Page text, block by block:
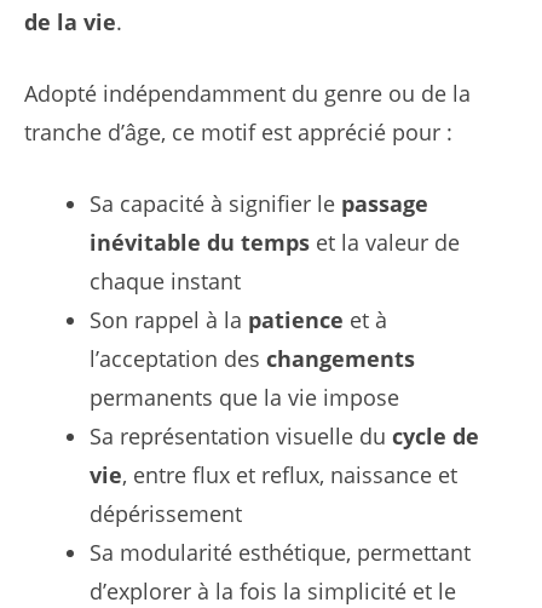
de la vie.
Adopté indépendamment du genre ou de la
tranche d’âge, ce motif est apprécié pour :
Sa capacité à signifier le passage
inévitable du temps et la valeur de
chaque instant
Son rappel à la patience et à
l’acceptation des changements
permanents que la vie impose
Sa représentation visuelle du cycle de
vie, entre flux et reflux, naissance et
dépérissement
Sa modularité esthétique, permettant
d’explorer à la fois la simplicité et le